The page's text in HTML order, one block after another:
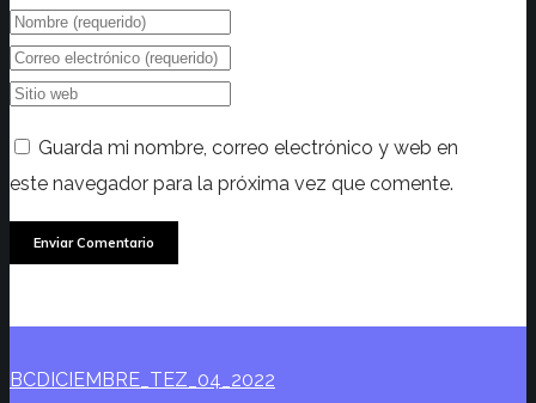
Guarda mi nombre, correo electrónico y web en
este navegador para la próxima vez que comente.
BCDICIEMBRE_TEZ_04_2022